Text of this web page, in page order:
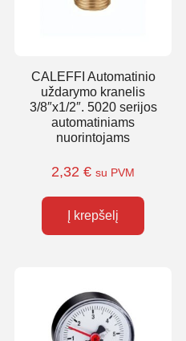
CALEFFI Automatinio
uždarymo kranelis
3/8″x1/2″. 5020 serijos
automatiniams
nuorintojams
2,32 € su PVM
Į krepšelį